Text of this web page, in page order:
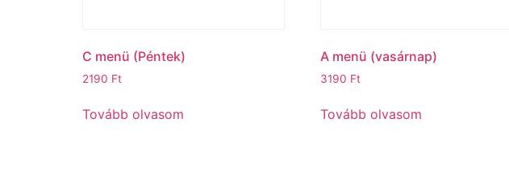
C menü (Péntek)
2190 Ft
Tovább olvasom
A menü (vasárnap)
3190 Ft
Tovább olvasom